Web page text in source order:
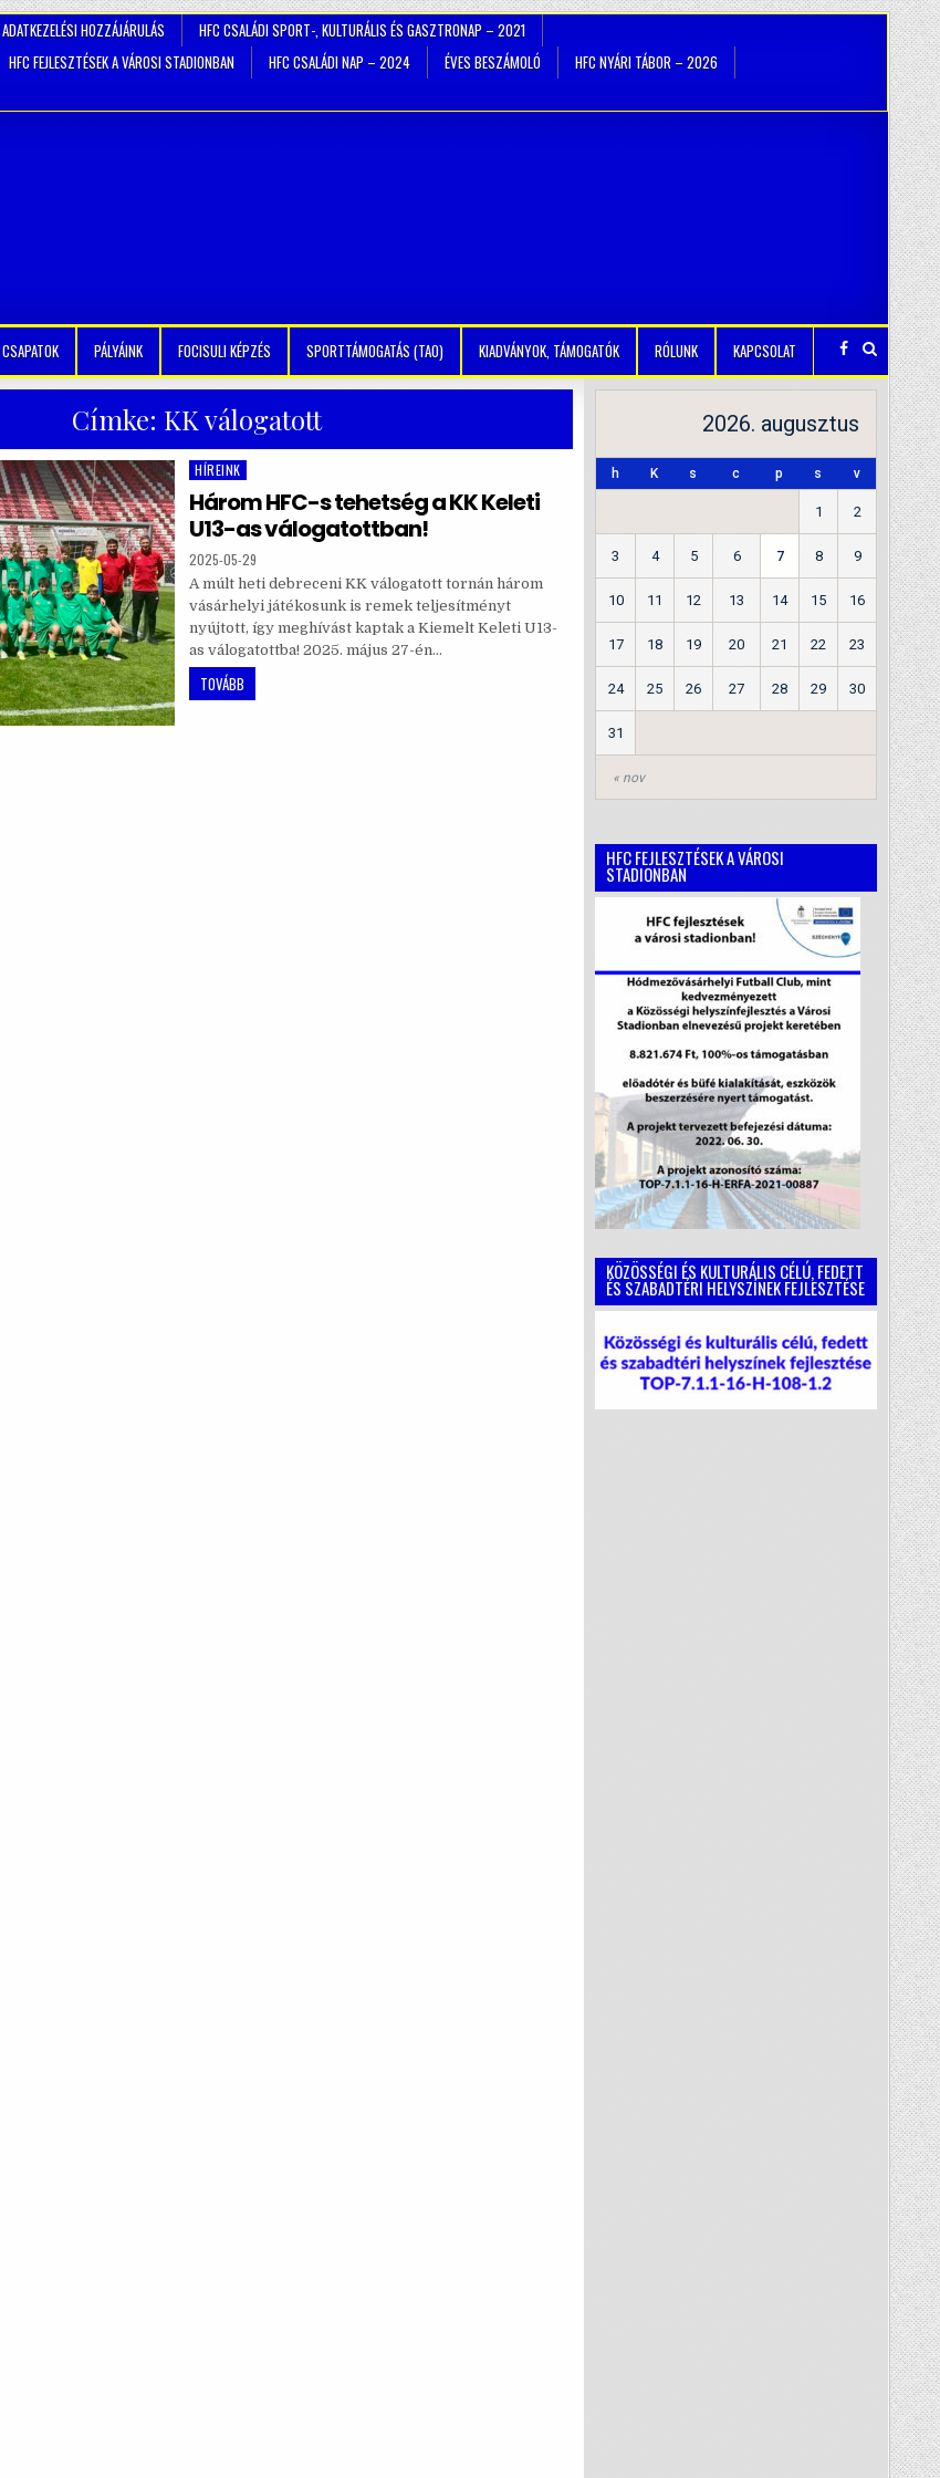
ADATKEZELÉSI HOZZÁJÁRULÁS
HFC CSALÁDI SPORT-, KULTURÁLIS ÉS GASZTRONAP – 2021
HFC FEJLESZTÉSEK A VÁROSI STADIONBAN HFC CSALÁDI NAP – 2024 ÉVES BESZÁMOLÓ
HFC NYÁRI TÁBOR – 2026
CSAPATOK PÁLYÁINK FOCISULI KÉPZÉS SPORTTÁMOGATÁS (TAO) KIADVÁNYOK, TÁMOGATÓK RÓLUNK KAPCSOLAT
Címke: KK válogatott
Posted
in
HÍREINK
Három HFC-s tehetség a KK Keleti
U13-as válogatottban!
2025-05-29
A múlt heti debreceni KK válogatott tornán három
vásárhelyi játékosunk is remek teljesítményt
nyújtott, így meghívást kaptak a Kiemelt Keleti U13-
as válogatottba! 2025. május 27-én…
TOVÁBB
2026. augusztus
h K s c p s v
« nov
1 2
3 4 5 6 7 8 9
10 11 12 13 14 15 16
17 18 19 20 21 22 23
24 25 26 27 28 29 30
31
HFC FEJLESZTÉSEK A VÁROSI
STADIONBAN
KÖZÖSSÉGI ÉS KULTURÁLIS CÉLÚ, FEDETT
ÉS SZABADTÉRI HELYSZÍNEK FEJLESZTÉSE